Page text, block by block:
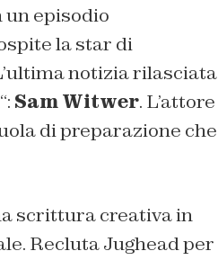
un episodio
la star di
notizia rilasciata
“: Sam Witwer. L’attore
di preparazione che
scrittura creativa in
Recluta Jughead per